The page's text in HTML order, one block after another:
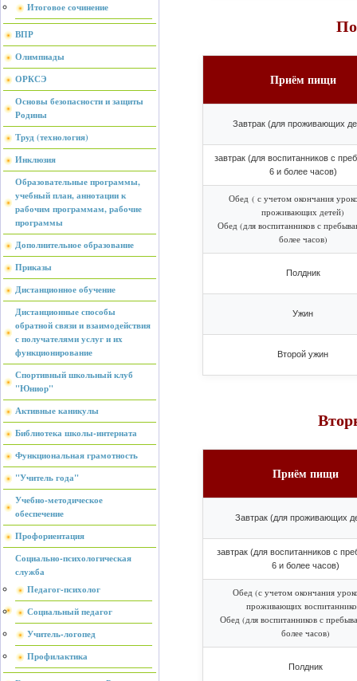
Итоговое сочинение
ВПР
Олимпиады
ОРКСЭ
Основы безопасности и защиты
Родины
Труд (технология)
Инклюзия
Образовательные программы,
учебный план, аннотации к
рабочим программам, рабочие
программы
Дополнительное образование
Приказы
Дистанционное обучение
Дистанционные способы
обратной связи и взаимодействия
с получателями услуг и их
функционирование
Спортивный школьный клуб
"Юниор"
Активные каникулы
Библиотека школы-интерната
Функциональная грамотность
"Учитель года"
Учебно-методическое
обеспечение
Профориентация
Социально-психологическая
служба
Педагог-психолог
Социальный педагог
Учитель-логопед
Профилактика
Приём пищи
Завтрак (для проживающих
завтрак (для воспитанников с
6 и более часов)
Обед ( с учетом окончания
проживающих детей)
Обед (для воспитанников с
более часов)
Полдник
Ужин
Второй ужин
Приём пищи
Завтрак (для проживающих
завтрак (для воспитанников с
6 и более часов)
Обед (с учетом окончания
проживающих
Обед (для воспитанников с
более часов)
Полдник